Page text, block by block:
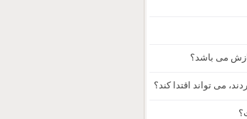
می باشد؟
می تواند اقتدا کند؟